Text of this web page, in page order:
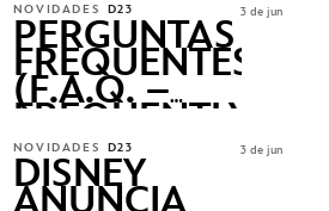
NOVIDADES D23
PERGUNTAS
FREQUENTES
(F.A.Q. –
FREQUENTLY
ASKED
QUESTIONS)
3 de jun
NOVIDADES D23
DISNEY
3 de jun